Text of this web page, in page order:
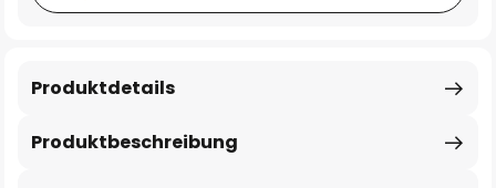
Produktbeschreibung
Produktdetails